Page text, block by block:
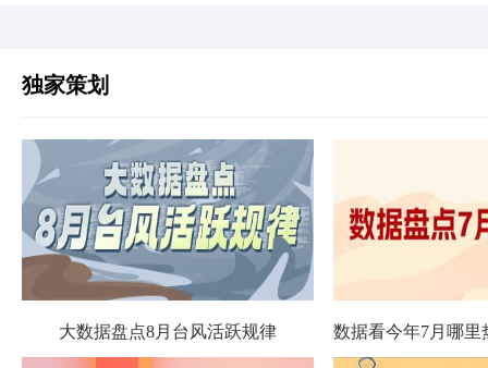
独家策划
大数据盘点8月台风活跃规律